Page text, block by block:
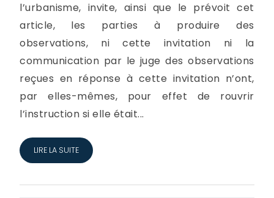
l’urbanisme, invite, ainsi que le prévoit cet
article, les parties à produire des
observations, ni cette invitation ni la
communication par le juge des observations
reçues en réponse à cette invitation n’ont,
par elles-mêmes, pour effet de rouvrir
l’instruction si elle était...
LIRE LA SUITE